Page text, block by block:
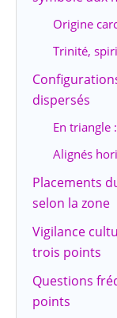
Origine
Trinité,
dispersés
En triangle
Alignés
Placements
selon la zone
Vigilance
trois points
Questions
points